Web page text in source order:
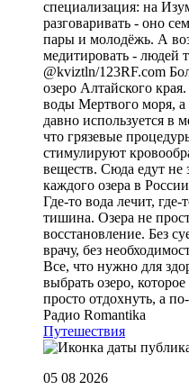
специализация: на
разговаривать - оно
пары и молодёжь. А
медитировать - людей
@kviztln/123RF.com
озеро Алтайского
воды Мертвого моря, а
давно используется в
что грязевые
стимулируют
веществ. Сюда едут не
каждого озера в
Где-то вода лечит,
тишина. Озера не
восстановление. Без
врачу, без
Все, что нужно для
выбрать озеро,
просто отдохнуть, а
Радио Romantika
Путешествия
05 08 2026